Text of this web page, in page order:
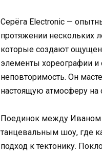
Серёга Electronic —
протяжении нескольких
которые создают
элементы хореографии и
неповторимость. Он
настоящую атмосферу на
Поединок между Иваном
танцевальным шоу, где
подход к тектонику.